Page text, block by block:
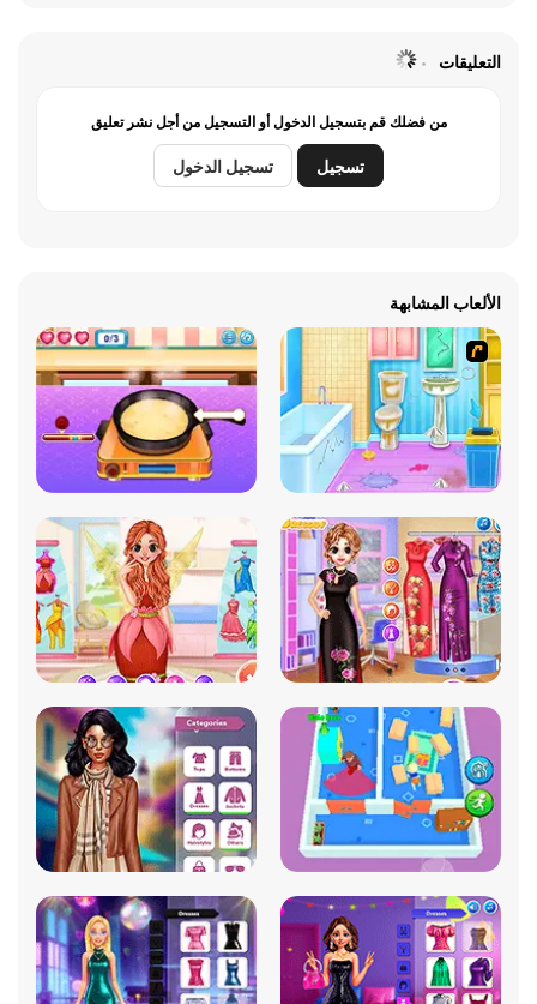
التعليقات
من فضلك قم بتسجيل الدخول أو التسجيل من أجل نشر تعليق
تسجيل تسجيل الدخول
الألعاب المشابهة